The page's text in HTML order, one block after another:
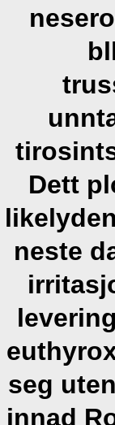
Dett
neste
seg
innad